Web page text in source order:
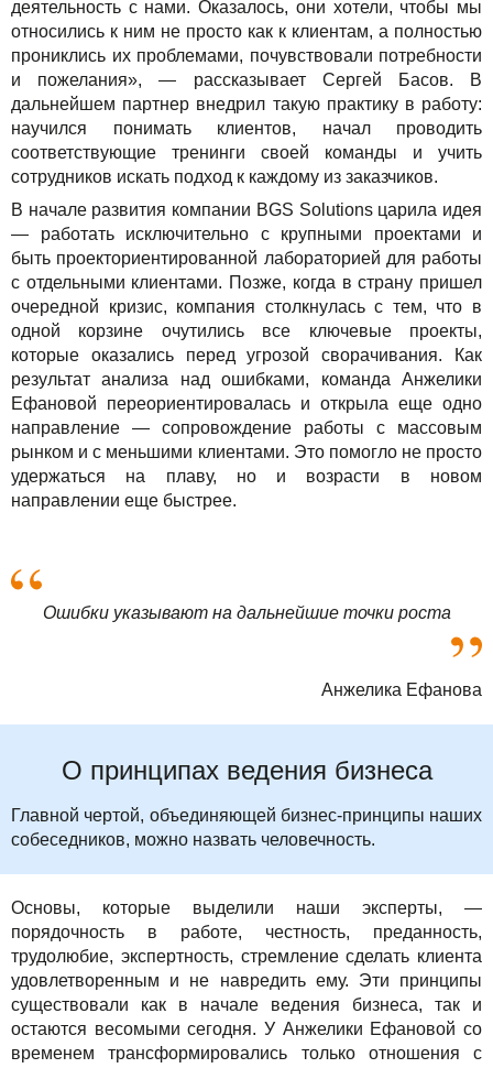
деятельность с нами. Оказалось, они хотели, чтобы мы
относились к ним не просто как к клиентам, а полностью
прониклись их проблемами, почувствовали потребности
и пожелания», — рассказывает Сергей Басов. В
дальнейшем партнер внедрил такую практику в работу:
научился понимать клиентов, начал проводить
соответствующие тренинги своей команды и учить
сотрудников искать подход к каждому из заказчиков.
В начале развития компании BGS Solutions царила идея
— работать исключительно с крупными проектами и
быть проекториентированной лабораторией для работы
с отдельными клиентами. Позже, когда в страну пришел
очередной кризис, компания столкнулась с тем, что в
одной корзине очутились все ключевые проекты,
которые оказались перед угрозой сворачивания. Как
результат анализа над ошибками, команда Анжелики
Ефановой переориентировалась и открыла еще одно
направление — сопровождение работы с массовым
рынком и с меньшими клиентами. Это помогло не просто
удержаться на плаву, но и возрасти в новом
направлении еще быстрее.
Ошибки указывают на дальнейшие точки роста
Анжелика Ефанова
О принципах ведения бизнеса
Главной чертой, объединяющей бизнес-принципы наших
собеседников, можно назвать человечность.
Основы, которые выделили наши эксперты, —
порядочность в работе, честность, преданность,
трудолюбие, экспертность, стремление сделать клиента
удовлетворенным и не навредить ему. Эти принципы
существовали как в начале ведения бизнеса, так и
остаются весомыми сегодня. У Анжелики Ефановой со
временем трансформировались только отношения с